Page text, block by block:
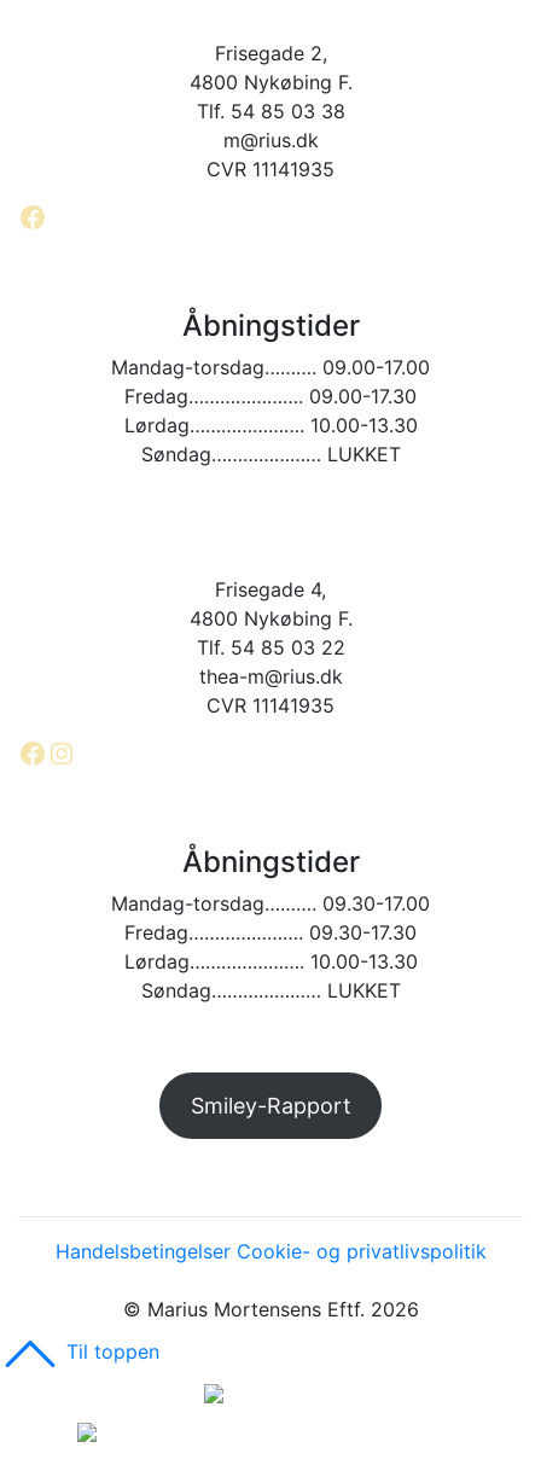
Frisegade 2,
4800 Nykøbing F.
Tlf. 54 85 03 38
m@rius.dk
CVR 11141935
Facebook
Åbningstider
Mandag-torsdag………. 09.00-17.00
Fredag…………………. 09.00-17.30
Lørdag…………………. 10.00-13.30
Søndag………………… LUKKET
Frisegade 4,
4800 Nykøbing F.
Tlf. 54 85 03 22
thea-m@rius.dk
CVR 11141935
Facebook
Instagram
Åbningstider
Mandag-torsdag………. 09.30-17.00
Fredag…………………. 09.30-17.30
Lørdag…………………. 10.00-13.30
Søndag………………… LUKKET
Smiley-Rapport
Handelsbetingelser Cookie- og privatlivspolitik
© Marius Mortensens Eftf. 2026
Til toppen